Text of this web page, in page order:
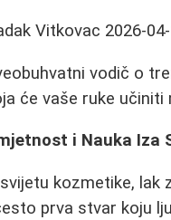
Vitkovac 2026-
vodič o
će vaše ruke
i Nauka Iza
kozmetike, lak
prva stvar koju